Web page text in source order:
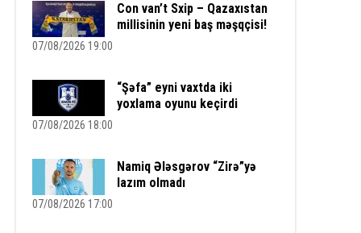
Con van’t Sxip – Qazaxıstan
millisinin yeni baş məşqçisi!
07/08/2026 19:00
“Şəfa” eyni vaxtda iki
yoxlama oyunu keçirdi
07/08/2026 18:00
Namiq Ələsgərov “Zirə”yə
lazım olmadı
07/08/2026 17:00